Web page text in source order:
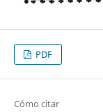
PDF
Cómo citar